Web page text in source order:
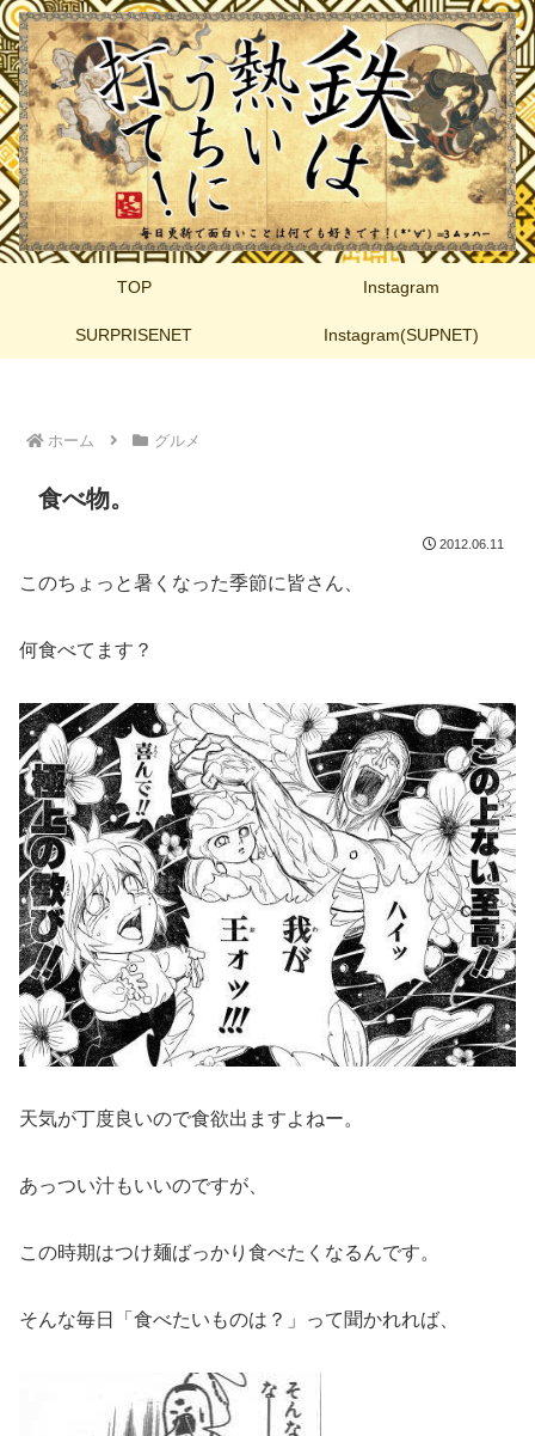
TOP Instagram
SURPRISENET Instagram(SUPNET)
ホーム グルメ
食べ物。
2012.06.11
このちょっと暑くなった季節に皆さん、
何食べてます？
天気が丁度良いので食欲出ますよねー。
あっつい汁もいいのですが、
この時期はつけ麺ばっかり食べたくなるんです。
そんな毎日「食べたいものは？」って聞かれれば、